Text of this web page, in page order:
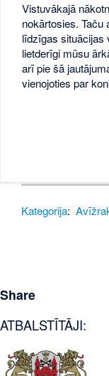
Vistuvākajā
nokārtosies. Taču
līdzīgas situācijas
lietderīgi mūsu
arī pie šā
vienojoties par
Kategorija:
Share
ATBALSTĪTĀJI: